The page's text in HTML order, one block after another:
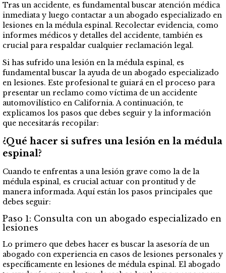
Tras un accidente, es fundamental buscar atención médica
inmediata y luego contactar a un abogado especializado en
lesiones en la médula espinal. Recolectar evidencia, como
informes médicos y detalles del accidente, también es
crucial para respaldar cualquier reclamación legal.
Si has sufrido una lesión en la médula espinal, es
fundamental buscar la ayuda de un abogado especializado
en lesiones. Este profesional te guiará en el proceso para
presentar un reclamo como víctima de un accidente
automovilístico en California. A continuación, te
explicamos los pasos que debes seguir y la información
que necesitarás recopilar:
¿Qué hacer si sufres una lesión en la médula
espinal?
Cuando te enfrentas a una lesión grave como la de la
médula espinal, es crucial actuar con prontitud y de
manera informada. Aquí están los pasos principales que
debes seguir:
Paso 1: Consulta con un abogado especializado en
lesiones
Lo primero que debes hacer es buscar la asesoría de un
abogado con experiencia en casos de lesiones personales y
específicamente en lesiones de médula espinal. El abogado